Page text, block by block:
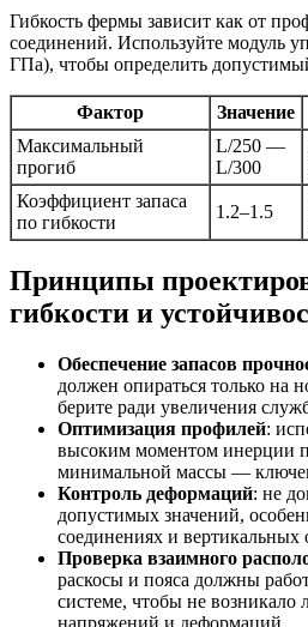
Гибкость фермы зависит как от
соединений. Используйте модуль
ГПа), чтобы определить
Фактор Значение
Максимальный
прогиб
L/250 —
L/300
Коэффициент запаса
по гибкости
1.2–1.5
Принципы
гибкости и
Обеспечение запасов
должен опираться только
берите ради увеличения
Оптимизация профилей:
высоким моментом инерции
минимальной массы —
Контроль деформаций: не
допустимых значений,
соединениях и вертикальных
Проверка взаимного
раскосы и пояса должны
системе, чтобы не возникало
напряжений и деформаций.